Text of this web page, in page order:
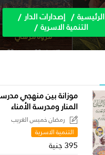
الرئيسية إصدارات الدار
التنمية الاسرية
موزانة بين منهجي
المنار ومدرسة الأمناء
رمضان خميس الغريب
التنمية الاسرية
395 جنية